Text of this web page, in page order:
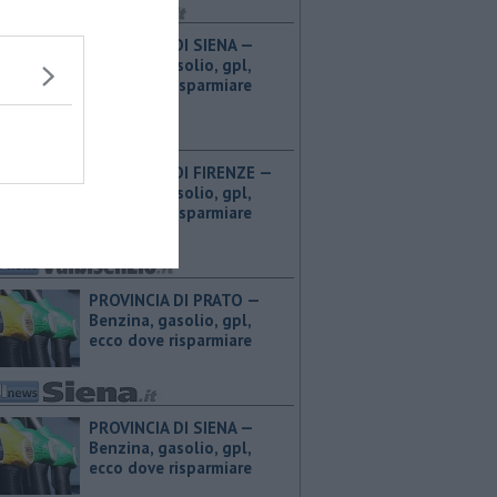
PROVINCIA DI SIENA — ​
Benzina, gasolio, gpl,
ecco dove risparmiare
PROVINCIA DI FIRENZE — ​
Benzina, gasolio, gpl,
ecco dove risparmiare
PROVINCIA DI PRATO — ​
Benzina, gasolio, gpl,
ecco dove risparmiare
PROVINCIA DI SIENA — ​
Benzina, gasolio, gpl,
ecco dove risparmiare